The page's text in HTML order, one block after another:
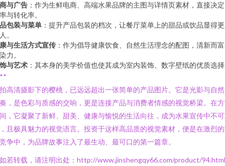
与广告 ：作为生鲜电商、高端水果品牌的主图与详情页素材，直接决
与转化率。
包装与菜单 ：提升产品包装的档次，让餐厅菜单上的甜品或饮品显得
。
与生活方式宣传 ：作为倡导健康饮食、自然生活理念的配图，清新而
力。
与艺术 ：其本身的美学价值也使其成为室内装饰、数字壁纸的优质选
高清摄影下的樱桃，已远远超出一张简单的产品图片。它是光影与自
，是色彩与质感的交响，更是连接产品与消费者情感的视觉桥梁。在
，它凝聚了新鲜、甜美、健康与愉悦的生活向往，成为水果宣传中不
且极具魅力的视觉语言。投资于这样高品质的视觉素材，便是在激烈
争中，为品牌故事注入了最生动、最可口的第一篇章。
如若转载，请注明出处：http://www.jinshengqy66.com/product/94.html